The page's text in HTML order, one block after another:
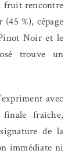
fruit rencontre
%), cépage
Noir et le
trouve un
avec
fraîche,
de la
immédiate ni